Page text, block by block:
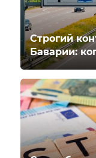
Строгий
Баварии: